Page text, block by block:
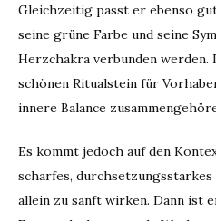
Gleichzeitig passt er ebenso
seine grüne Farbe und seine
Herzchakra verbunden werden.
schönen Ritualstein für
innere Balance
Es kommt jedoch auf den
scharfes,
allein zu sanft wirken. Dann ist